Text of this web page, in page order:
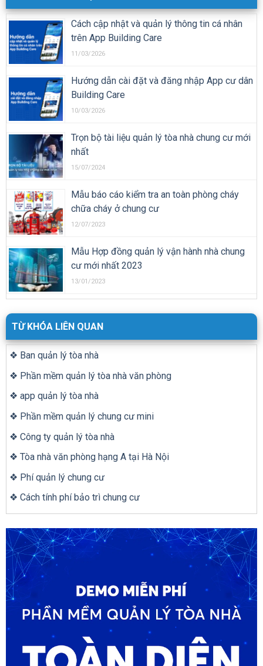
Cách cập nhật và quản lý thông tin cá nhân
trên App Building Care
11/03/2026
Hướng dẫn cài đặt và đăng nhập App cư dân
Building Care
10/03/2026
Trọn bộ tài liệu quản lý tòa nhà chung cư mới
nhất
15/07/2024
Mẫu báo cáo kiểm tra an toàn phòng cháy
chữa cháy ở chung cư
12/07/2023
Mẫu Hợp đồng quản lý vận hành nhà chung
cư mới nhất 2023
13/01/2023
TỪ KHÓA LIÊN QUAN
❖ Ban quản lý tòa nhà
❖ Phần mềm quản lý tòa nhà văn phòng
❖ app quản lý tòa nhà
❖ Phần mềm quản lý chung cư mini
❖ Công ty quản lý tòa nhà
❖ Tòa nhà văn phòng hạng A tại Hà Nội
❖ Phí quản lý chung cư
❖ Cách tính phí bảo trì chung cư